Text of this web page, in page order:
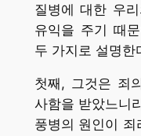
질병에 대한 우
유익을 주기 때
두 가지로 설명한
첫째, 그것은 죄
사함을 받았느니
풍병의 원인이